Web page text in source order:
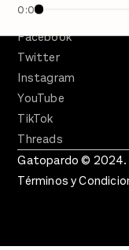
0:00
Facebook
Twitter
Instagram
YouTube
TikTok
Threads
Gatopardo © 2024.
Términos y